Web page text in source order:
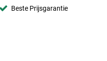
Beste Prijsgarantie